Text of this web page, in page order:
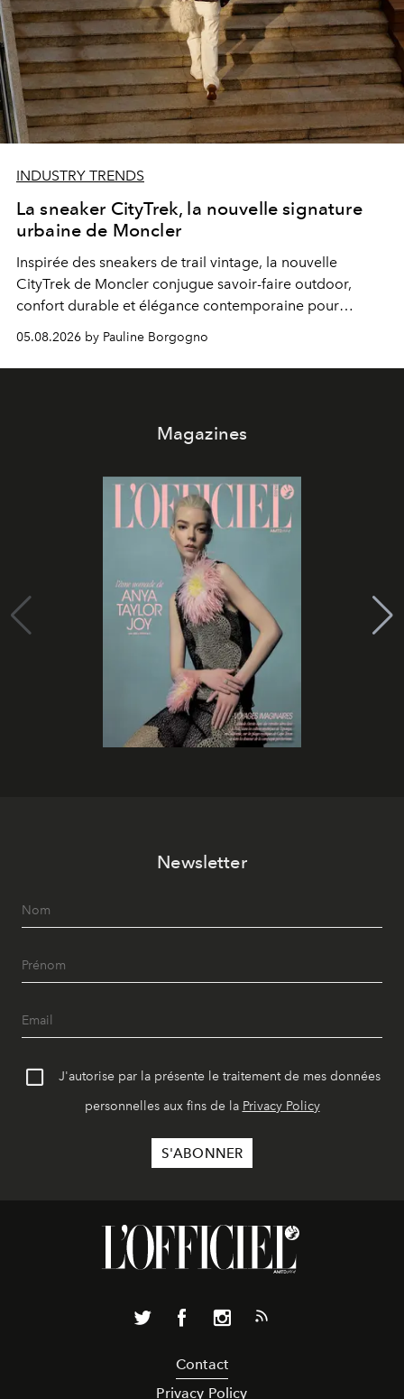
INDUSTRY TRENDS
La sneaker CityTrek, la nouvelle signature
urbaine de Moncler
Inspirée des sneakers de trail vintage, la nouvelle
CityTrek de Moncler conjugue savoir-faire outdoor,
confort durable et élégance contemporaine pour
accompagner les explorations du quotidien.
05.08.2026 by Pauline Borgogno
Magazines
Newsletter
J'autorise par la présente le traitement de mes données
personnelles aux fins de la Privacy Policy
Contact
Privacy Policy